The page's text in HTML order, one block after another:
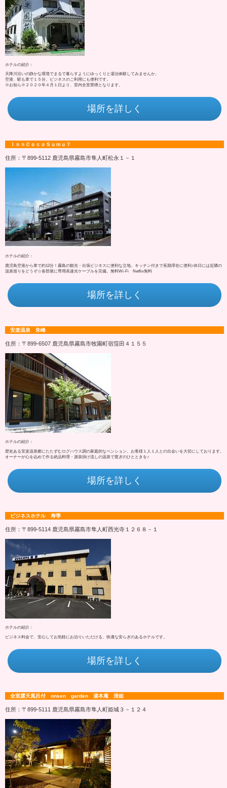
ホテルの紹介：
天降川沿いの静かな環境でまるで暮らすようにゆっくりと湯治体験してみませんか。
空港、駅も車で１５分。ビジネスのご利用にも便利です。
※お知ら※２０２０年４月１日より、室内全室禁煙となります。
場所を詳しく
ＩｎｎＣｏｃｏＳｕｍｕ？
住所：〒899-5112 鹿児島県霧島市隼人町松永１－１
ホテルの紹介：
鹿児島空港から車で約12分！霧島の観光・出張ビジネスに便利な立地。キッチン付きで長期滞在に便利♪休日には近隣の
温泉巡りをどうぞ☆各部屋に専用高速光ケーブルを完備。無料Wi-Fi Netflix無料
場所を詳しく
安楽温泉 朱峰
住所：〒899-6507 鹿児島県霧島市牧園町宿窪田４１５５
ホテルの紹介：
歴史ある安楽温泉郷にたたずむログハウス調の家庭的なペンション。お客様１人１人との出会いを大切にしております。
オーナーが心を込めて作る絶品料理・源泉掛け流しの温泉で寛ぎのひとときを♪
場所を詳しく
ビジネスホテル 寿季
住所：〒899-5114 鹿児島県霧島市隼人町西光寺１２６８－１
ホテルの紹介：
ビジネス料金で、安心してお気軽にお泊りいただける、快適な安らぎのあるホテルです。
場所を詳しく
全室露天風呂付 onsen garden 湯本庵 清姫
住所：〒899-5111 鹿児島県霧島市隼人町姫城３－１２４